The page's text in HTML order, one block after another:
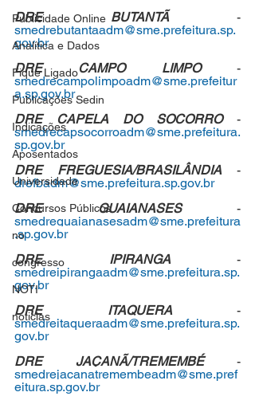
Publicidade Online
Analítica e Dados
Fique Ligado
Publicações Sedin
Indicações
Aposentados
Universidade
Concursos Públicos
no
congresso
NOTI
noticias
DRE BUTANTÃ
smedrebutantaadm@sme.prefeitura.sp.
gov.br
DRE CAMPO LIMPO
smedrecampolimpoadm@sme.prefeitur
a.sp.gov.br
DRE CAPELA DO SOCORRO
smedrecapsocorroadm@sme.prefeitura.
sp.gov.br
DRE FREGUESIA/BRASILÂNDIA
drefbadm@sme.prefeitura.sp.gov.br
DRE GUAIANASES
smedreguaianasesadm@sme.prefeitura
.sp.gov.br
DRE IPIRANGA
smedreipirangaadm@sme.prefeitura.sp.
gov.br
DRE ITAQUERA
smedreitaqueraadm@sme.prefeitura.sp.
gov.br
DRE JAÇANÃ/TREMEMBÉ
smedrejacanatremembeadm@sme.pref
eitura.sp.gov.br